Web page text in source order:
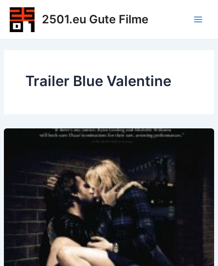
Zum
Inhalt
springen
2501.eu Gute Filme
Trailer Blue Valentine